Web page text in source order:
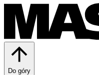
Do góry